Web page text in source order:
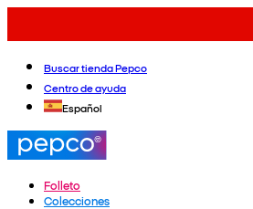
Buscar tienda Pepco
Centro de ayuda
Español
Folleto
Colecciones